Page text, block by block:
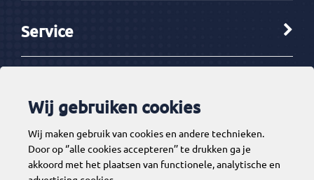
Service
Tools
Wij gebruiken cookies
Wij maken gebruik van cookies en andere technieken.
Door op ‘’alle cookies accepteren’’ te drukken ga je
akkoord met het plaatsen van functionele, analytische en